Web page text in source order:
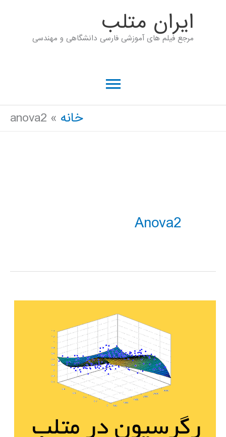
ايران متلب
مرجع فیلم های آموزشی فارسی دانشگاهی و مهندسی
فهرست
اصلیخانه anova2
Anova2